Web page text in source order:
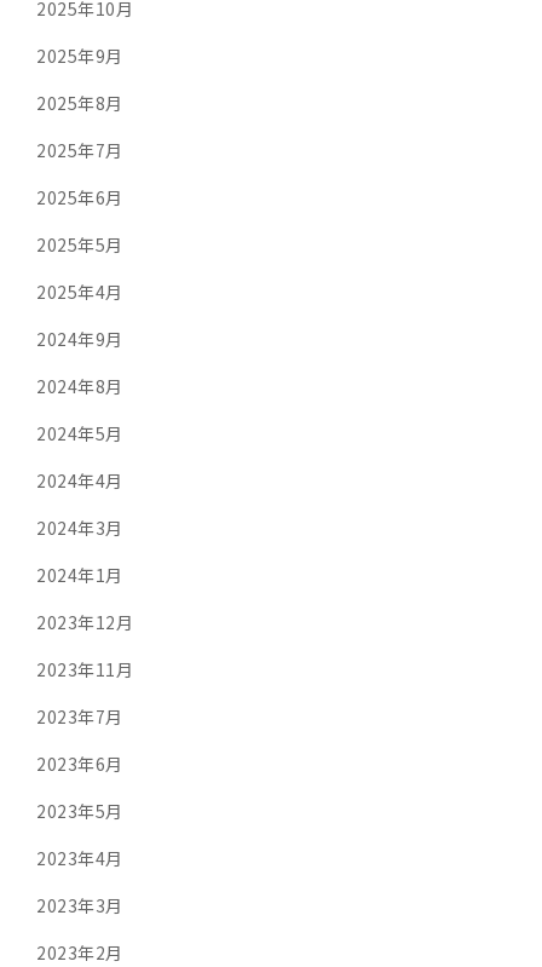
2025年10月
2025年9月
2025年8月
2025年7月
2025年6月
2025年5月
2025年4月
2024年9月
2024年8月
2024年5月
2024年4月
2024年3月
2024年1月
2023年12月
2023年11月
2023年7月
2023年6月
2023年5月
2023年4月
2023年3月
2023年2月